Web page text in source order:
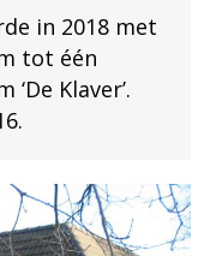
in 2018 met
tot één
Klaver’.